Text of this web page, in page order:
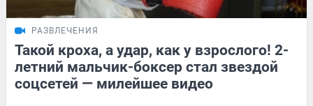
РАЗВЛЕЧЕНИЯ
Такой кроха, а удар, как у взрослого! 2-
летний мальчик-боксер стал звездой
соцсетей — милейшее видео